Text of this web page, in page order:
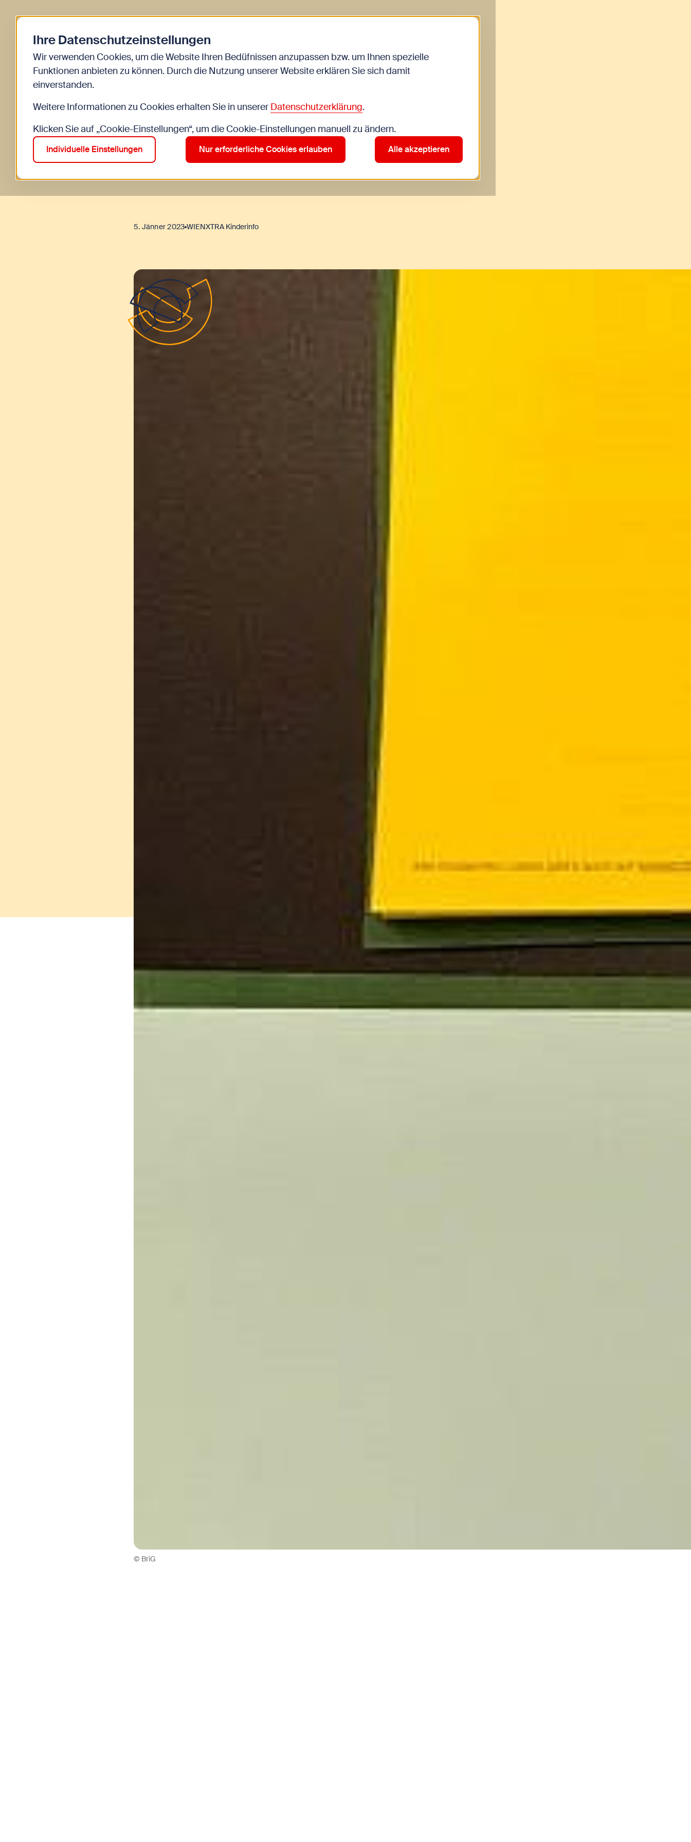
Start Kinder Blog DIY - Abreißblöcke selbstgemacht aus Altpapier
5. Jänner 2023 WIENXTRA Kinderinfo
© BriG
Ihre Datenschutzeinstellungen
Wir verwenden Cookies, um die Website Ihren Bedüfnissen anzupassen bzw. um Ihnen spezielle
Funktionen anbieten zu können. Durch die Nutzung unserer Website erklären Sie sich damit
einverstanden.
Weitere Informationen zu Cookies erhalten Sie in unsererDatenschutzerklärung.
Klicken Sie auf „Cookie-Einstellungen“, um die Cookie-Einstellungen manuell zu ändern.
Individuelle Einstellungen Nur erforderliche Cookies erlauben Alle akzeptieren